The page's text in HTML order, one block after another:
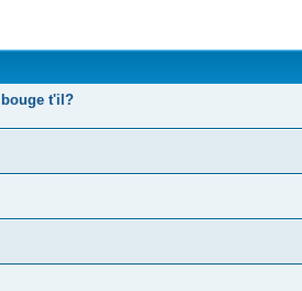
t'il?